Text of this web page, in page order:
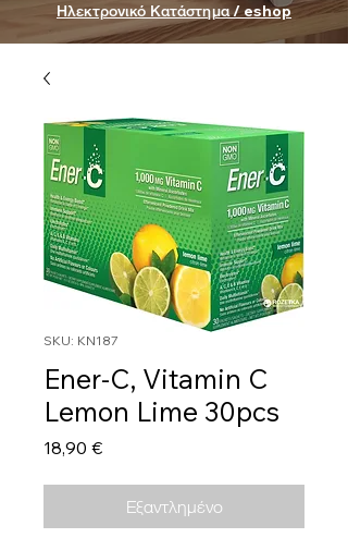
Ηλεκτρονικό Κατάστημα / eshop
SKU: KN187
Ener-C, Vitamin C
Lemon Lime 30pcs
18,90 €Τιμή
Εξαντλημένο